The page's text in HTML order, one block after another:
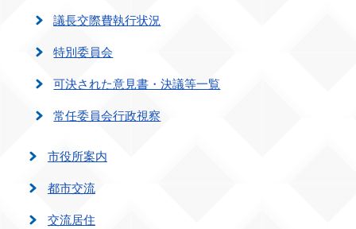
議長交際費執行状況
特別委員会
可決された意見書・決議等一覧
常任委員会行政視察
市役所案内
都市交流
交流居住